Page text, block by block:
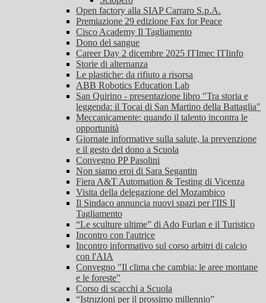
Open factory alla SIAP Carraro S.p.A.
Premiazione 29 edizione Fax for Peace
Cisco Academy Il Tagliamento
Dono del sangue
Career Day 2 dicembre 2025 ITImec ITIinfo
Storie di alternanza
Le plastiche: da rifiuto a risorsa
ABB Robotics Education Lab
San Quirino - presentazione libro "Tra storia e
leggenda: il Tocai di San Martino della Battaglia"
Meccanicamente: quando il talento incontra le
opportunità
Giornate informative sulla salute, la prevenzione
e il gesto del dono a Scuola
Convegno PP Pasolini
Non siamo eroi di Sara Segantin
Fiera A&T Automation & Testing di Vicenza
Visita della delegazione del Mozambico
Il Sindaco annuncia nuovi spazi per l'IIS Il
Tagliamento
“Le sculture ultime” di Ado Furlan e il Turistico
Incontro con l'autrice
Incontro informativo sul corso arbitri di calcio
con l'AIA
Convegno "Il clima che cambia: le aree montane
e le foreste"
Corso di scacchi a Scuola
“Istruzioni per il prossimo millennio”